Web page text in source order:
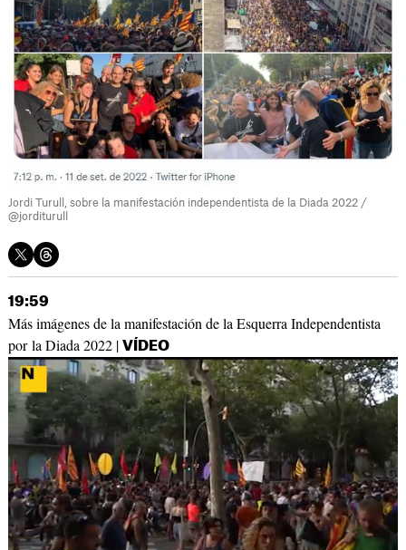
Jordi Turull, sobre la manifestación independentista de la Diada 2022 /
@jorditurull
19:59
Más imágenes de la manifestación de la Esquerra Independentista
por la Diada 2022 | VÍDEO